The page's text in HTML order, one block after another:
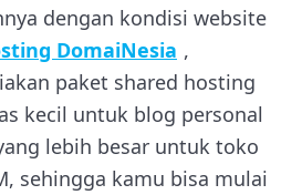
dengan kondisi website
DomaiNesia ,
paket shared hosting
kecil untuk blog personal
lebih besar untuk toko
sehingga kamu bisa mulai